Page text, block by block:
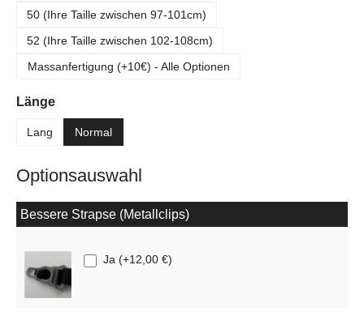
50 (Ihre Taille zwischen 97-101cm)
52 (Ihre Taille zwischen 102-108cm)
Massanfertigung (+10€) - Alle Optionen
Längeauswählen
Lang Normal
Optionsauswahl
Bessere Strapse (Metallclips)
Ja (+12,00 €)